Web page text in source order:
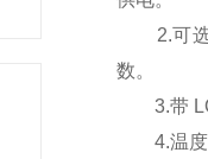
2.可选
数。
3.带
4.温度传